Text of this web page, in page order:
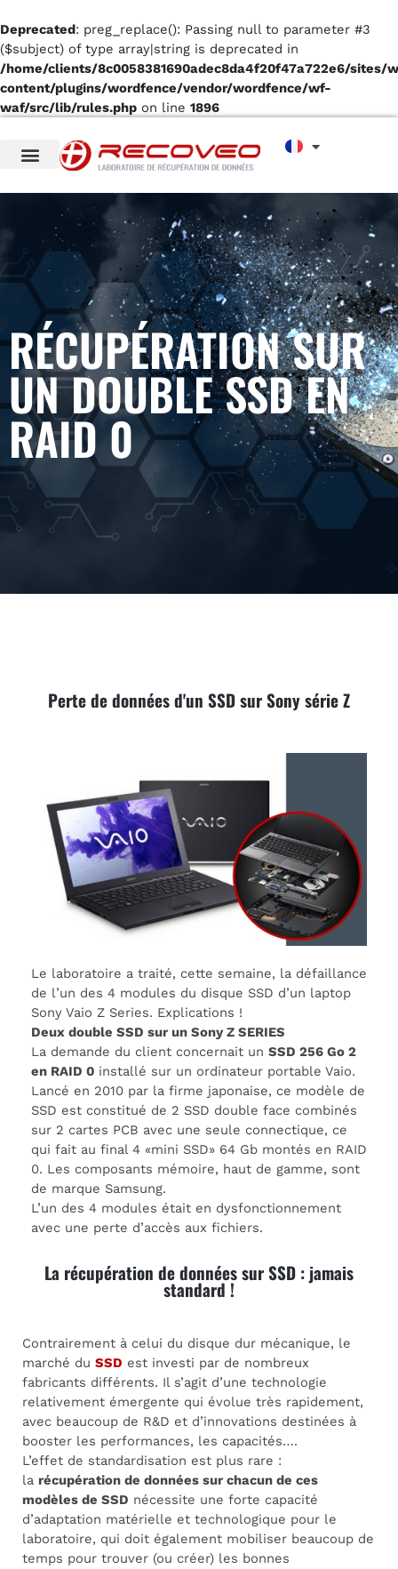
Deprecated: preg_replace(): Passing null to parameter #3
($subject) of type array|string is deprecated in
/home/clients/8c0058381690adec8da4f20f47a722e6/sites/
content/plugins/wordfence/vendor/wordfence/wf-
waf/src/lib/rules.php on line 1896
RÉCUPÉRATION SUR
UN DOUBLE SSD EN
RAID 0
Perte de données d'un SSD sur Sony série Z
Le laboratoire a traité, cette semaine, la défaillance
de l’un des 4 modules du disque SSD d’un laptop
Sony Vaio Z Series. Explications !
Deux double SSD sur un Sony Z SERIES
La demande du client concernait un SSD 256 Go 2
en RAID 0 installé sur un ordinateur portable Vaio.
Lancé en 2010 par la firme japonaise, ce modèle de
SSD est constitué de 2 SSD double face combinés
sur 2 cartes PCB avec une seule connectique, ce
qui fait au final 4 «mini SSD» 64 Gb montés en RAID
0. Les composants mémoire, haut de gamme, sont
de marque Samsung.
L’un des 4 modules était en dysfonctionnement
avec une perte d’accès aux fichiers.
La récupération de données sur SSD : jamais
standard !
Contrairement à celui du disque dur mécanique, le
marché du SSD est investi par de nombreux
fabricants différents. Il s’agit d’une technologie
relativement émergente qui évolue très rapidement,
avec beaucoup de R&D et d’innovations destinées à
booster les performances, les capacités….
L’effet de standardisation est plus rare :
la récupération de données sur chacun de ces
modèles de SSD nécessite une forte capacité
d’adaptation matérielle et technologique pour le
laboratoire, qui doit également mobiliser beaucoup de
temps pour trouver (ou créer) les bonnes